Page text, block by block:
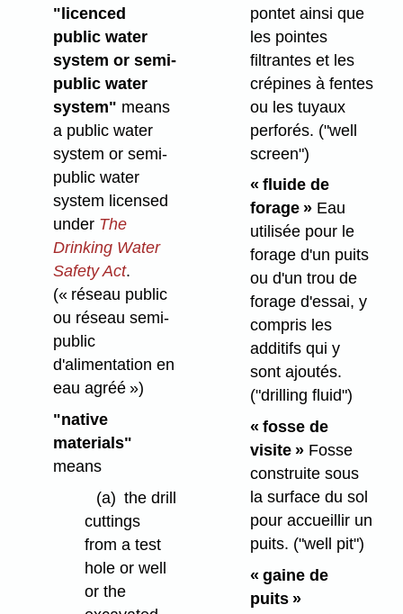
"licenced
public water
system or semi-
public water
system" means
a public water
system or semi-
public water
system licensed
under The
Drinking Water
Safety Act.
(« réseau public
ou réseau semi-
public
d'alimentation en
eau agréé »)
"native
materials"
means
(a) the drill
cuttings
from a test
hole or well
or the
pontet ainsi que
les pointes
filtrantes et les
crépines à fentes
ou les tuyaux
perforés. ("well
screen")
« fluide de
forage »Eau
utilisée pour le
forage d'un puits
ou d'un trou de
forage d'essai, y
compris les
additifs qui y
sont ajoutés.
("drilling fluid")
« fosse de
visite »Fosse
construite sous
la surface du sol
pour accueillir un
puits. ("well pit")
« gaine de
puits »